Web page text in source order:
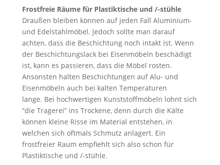
Frostfreie Räume für Plastiktische und /-stühle
Draußen bleiben können auf jeden Fall Aluminium-
und Edelstahlmöbel. Jedoch sollte man darauf
achten, dass die Beschichtung noch intakt ist. Wenn
der Beschichtungslack bei Eisenmöbeln beschädigt
ist, kann es passieren, dass die Möbel rosten.
Ansonsten halten Beschichtungen auf Alu- und
Eisenmöbeln auch bei kalten Temperaturen
lange. Bei hochwertigen Kunststoffmöbeln lohnt sich
“die Tragerei” ins Trockene, denn durch die Kälte
können kleine Risse im Material entstehen, in
welchen sich oftmals Schmutz anlagert. Ein
frostfreier Raum empfiehlt sich also schon für
Plastiktische und /-stühle.